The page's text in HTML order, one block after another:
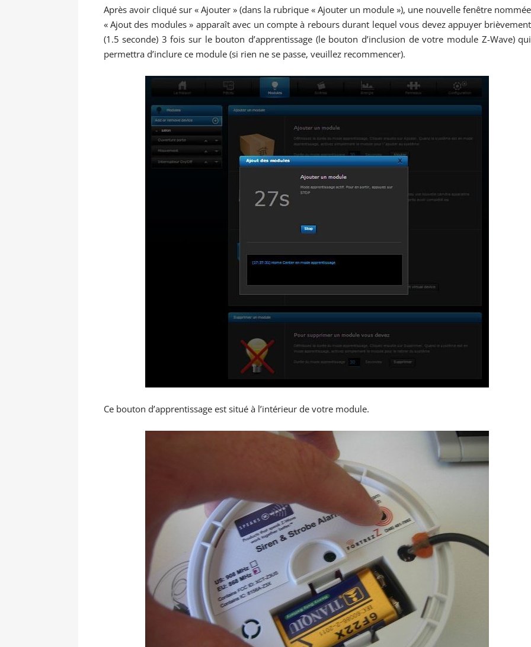
Après avoir cliqué sur « Ajouter » (dans la rubrique « Ajouter un module »), une nouvelle fenêtre nommée
« Ajout des modules » apparaît avec un compte à rebours durant lequel vous devez appuyer brièvement
(1.5 seconde) 3 fois sur le bouton d’apprentissage (le bouton d’inclusion de votre module Z-Wave) qui
permettra d’inclure ce module (si rien ne se passe, veuillez recommencer).
Ce bouton d’apprentissage est situé à l’intérieur de votre module.